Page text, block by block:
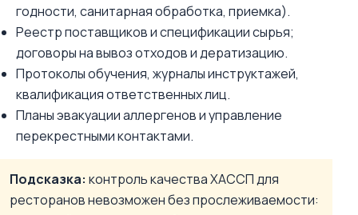
годности, санитарная обработка, приемка).
Реестр поставщиков и спецификации сырья;
договоры на вывоз отходов и дератизацию.
Протоколы обучения, журналы инструктажей,
квалификация ответственных лиц.
Планы эвакуации аллергенов и управление
перекрестными контактами.
Подсказка: контроль качества ХАССП для
ресторанов невозможен без прослеживаемости: